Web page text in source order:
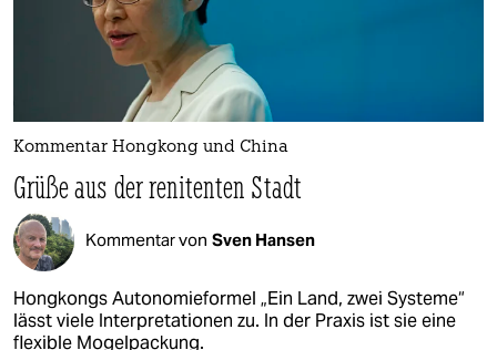
Kommentar Hongkong und China
Grüße aus der renitenten Stadt
Kommentar von Sven Hansen
Hongkongs Autonomieformel „Ein Land, zwei Systeme“
lässt viele Interpretationen zu. In der Praxis ist sie eine
flexible Mogelpackung.